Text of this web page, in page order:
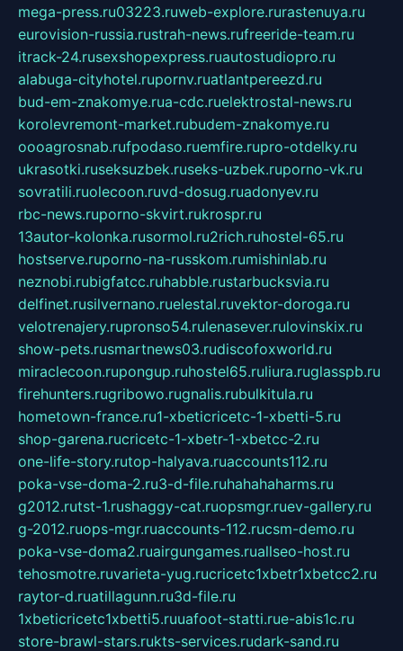
mega-press.ru03223.ruweb-explore.rurastenuya.ru
eurovision-russia.rustrah-news.rufreeride-team.ru
itrack-24.rusexshopexpress.ruautostudiopro.ru
alabuga-cityhotel.rupornv.ruatlantpereezd.ru
bud-em-znakomye.rua-cdc.ruelektrostal-news.ru
korolevremont-market.rubudem-znakomye.ru
oooagrosnab.rufpodaso.ruemfire.rupro-otdelky.ru
ukrasotki.ruseksuzbek.ruseks-uzbek.ruporno-vk.ru
sovratili.ruolecoon.ruvd-dosug.ruadonyev.ru
rbc-news.ruporno-skvirt.rukrospr.ru
13autor-kolonka.rusormol.ru2rich.ruhostel-65.ru
hostserve.ruporno-na-russkom.rumishinlab.ru
neznobi.rubigfatcc.ruhabble.rustarbucksvia.ru
delfinet.rusilvernano.ruelestal.ruvektor-doroga.ru
velotrenajery.rupronso54.rulenasever.rulovinskix.ru
show-pets.rusmartnews03.rudiscofoxworld.ru
miraclecoon.rupongup.ruhostel65.ruliura.ruglasspb.ru
firehunters.rugribowo.rugnalis.rubulkitula.ru
hometown-france.ru1-xbeticricetc-1-xbetti-5.ru
shop-garena.rucricetc-1-xbetr-1-xbetcc-2.ru
one-life-story.rutop-halyava.ruaccounts112.ru
poka-vse-doma-2.ru3-d-file.ruhahahaharms.ru
g2012.rutst-1.rushaggy-cat.ruopsmgr.ruev-gallery.ru
g-2012.ruops-mgr.ruaccounts-112.rucsm-demo.ru
poka-vse-doma2.ruairgungames.ruallseo-host.ru
tehosmotre.ruvarieta-yug.rucricetc1xbetr1xbetcc2.ru
raytor-d.ruatillagunn.ru3d-file.ru
1xbeticricetc1xbetti5.ruuafoot-statti.rue-abis1c.ru
store-brawl-stars.rukts-services.rudark-sand.ru